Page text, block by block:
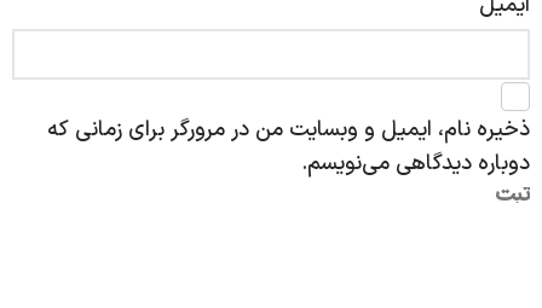
ذخیره نام، ایمیل و وبسایت من در مرورگر برای زمانی که
دوباره دیدگاهی می‌نویسم.